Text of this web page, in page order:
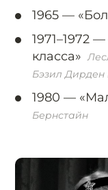
1965 —
1971–1972 —
класса»
Бэзил Дирден
1980 —
Бернстайн